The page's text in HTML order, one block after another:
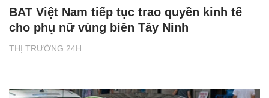
THỊ TRƯỜNG 24H
BAT Việt Nam tiếp tục trao quyền kinh tế
cho phụ nữ vùng biên Tây Ninh